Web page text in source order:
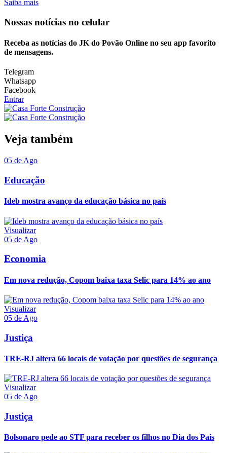
Saiba mais
Nossas notícias no celular
Receba as notícias do JK do Povão Online no seu app favorito
de mensagens.
Telegram
Whatsapp
Facebook
Entrar
Veja também
05 de Ago
Educação
Ideb mostra avanço da educação básica no país
Visualizar
05 de Ago
Economia
Em nova redução, Copom baixa taxa Selic para 14% ao ano
Visualizar
05 de Ago
Justiça
TRE-RJ altera 66 locais de votação por questões de segurança
Visualizar
05 de Ago
Justiça
Bolsonaro pede ao STF para receber os filhos no Dia dos Pais